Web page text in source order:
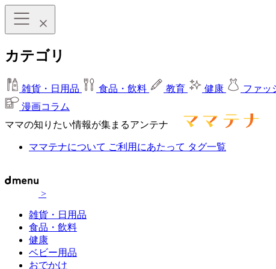
カテゴリ
雑貨・日用品 食品・飲料 教育 健康 ファッ
漫画コラム
ママの知りたい情報が集まるアンテナ
ママテナについて ご利用にあたって タグ一覧
>
雑貨・日用品
食品・飲料
健康
ベビー用品
おでかけ